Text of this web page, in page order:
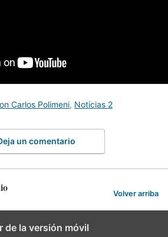
Carlos Polimeni, Noticias 2
un comentario
Volver arriba
de la versión móvil